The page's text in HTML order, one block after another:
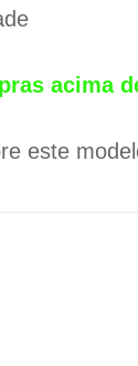
acima
este